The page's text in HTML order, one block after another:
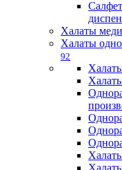
Халаты
Халаты
92